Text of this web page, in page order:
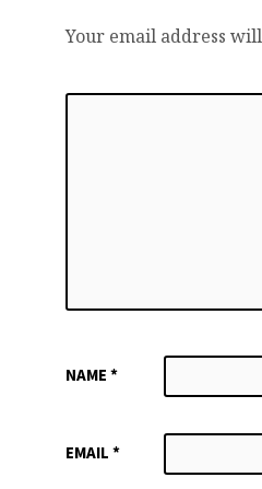
Your email address
NAME *
EMAIL *